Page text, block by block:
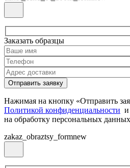
Заказать образцы
Нажимая на кнопку «Отправить
Политикой конфиденциальности и
на обработку персональных
zakaz_obraztsy_formnew